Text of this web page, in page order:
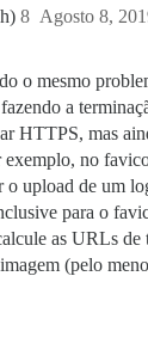
Agosto 8,
8
o mesmo
a
HTTPS, mas
exemplo, no
o upload de um
para o
as URLs de
(pelo